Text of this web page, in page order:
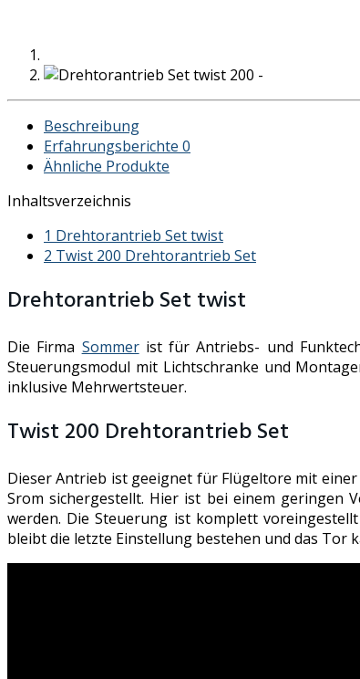
Beschreibung
Erfahrungsberichte 0
Ähnliche Produkte
Inhaltsverzeichnis
1 Drehtorantrieb Set twist
2 Twist 200 Drehtorantrieb Set
Drehtorantrieb Set twist
Die Firma Sommerist für Antriebs- und
Steuerungsmodul mit Lichtschranke und
inklusive Mehrwertsteuer.
Twist 200 Drehtorantrieb Set
Dieser Antrieb ist geeignet für Flügeltore mit
Srom sichergestellt. Hier ist bei einem geringen
werden. Die Steuerung ist komplett
bleibt die letzte Einstellung bestehen und das Tor